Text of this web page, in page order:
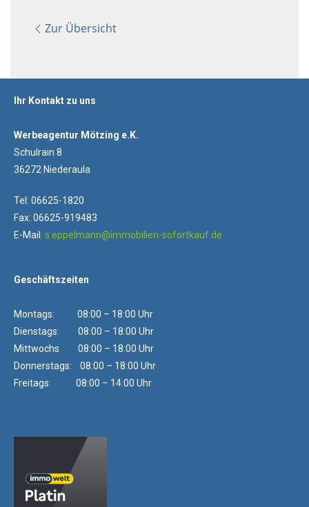
Zur Übersicht
Ihr Kontakt zu uns
Werbeagentur Mötzing e.K.
Schulrain 8
36272 Niederaula
Tel: 06625-1820
Fax: 06625-919483
E-Mail: s.eppelmann@immobilien-sofortkauf.de
Geschäftszeiten
Montags: 08:00 – 18:00 Uhr
Dienstags: 08:00 – 18:00 Uhr
Mittwochs 08:00 – 18:00 Uhr
Donnerstags: 08:00 – 18:00 Uhr
Freitags: 08:00 – 14:00 Uhr